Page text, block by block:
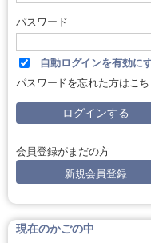
パスワード
自動ログインを有効に
パスワードを忘れた方はこち
会員登録がまだの方
新規会員登録
現在のかごの中